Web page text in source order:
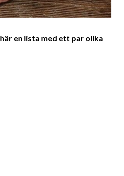
en lista med ett par olika